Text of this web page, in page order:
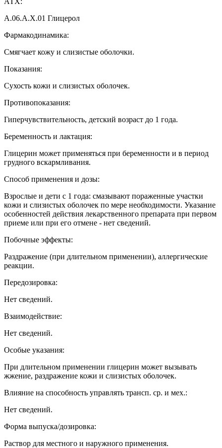
A.06.A.X.01 Глицерол
Фармакодинамика:
Смягчает кожу и слизистые оболочки.
Показания:
Сухость кожи и слизистых оболочек.
Противопоказания:
Гиперчувствительность, детский возраст до 1 года.
Беременность и лактация:
Глицерин может применяться при беременности и в период
грудного вскармливания.
Способ применения и дозы:
Взрослые и дети с 1 года: смазывают пораженные участки
кожи и слизистых оболочек по мере необходимости. Указание
особенностей действия лекарственного препарата при первом
приеме или при его отмене - нет сведений.
Побочные эффекты:
Раздражение (при длительном применении), аллергические
реакции.
Передозировка:
Нет сведений.
Взаимодействие:
Нет сведений.
Особые указания:
При длительном применении глицерин может вызывать
жжение, раздражение кожи и слизистых оболочек.
Влияние на способность управлять трансп. ср. и мех.:
Нет сведений.
Форма выпуска/дозировка:
Раствор для местного и наружного применения.